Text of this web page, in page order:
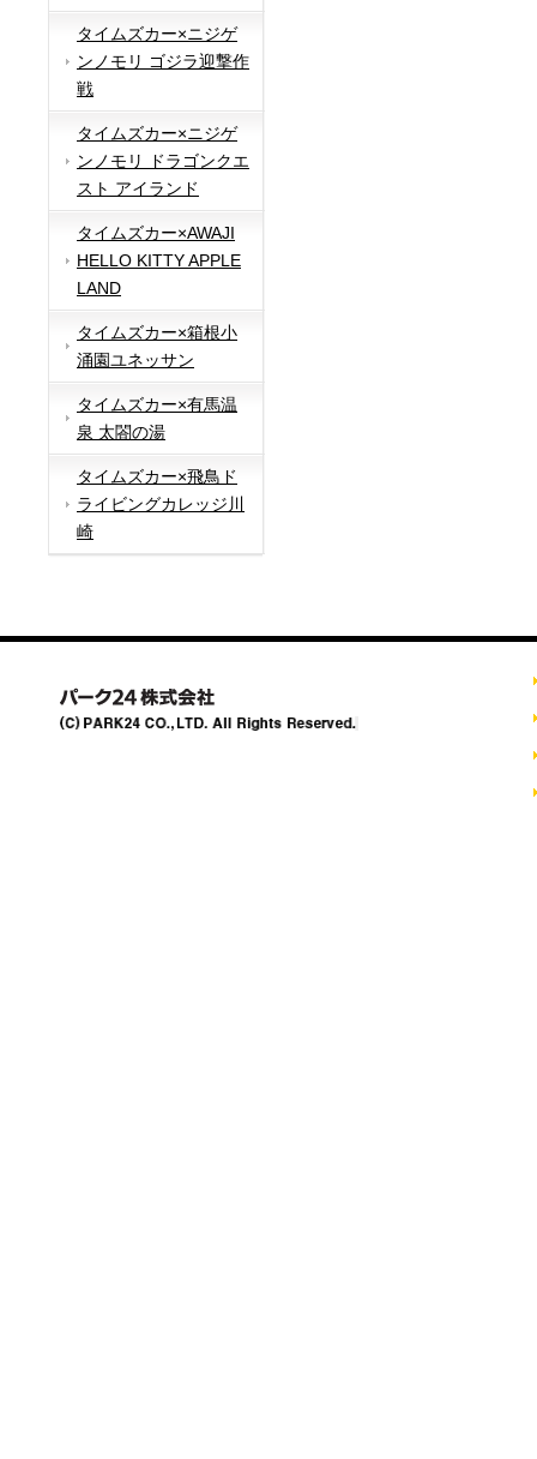
タイムズカー×ニジゲ
ンノモリ ゴジラ迎撃作
戦
タイムズカー×ニジゲ
ンノモリ ドラゴンクエ
スト アイランド
タイムズカー×AWAJI
HELLO KITTY APPLE
LAND
タイムズカー×箱根小
涌園ユネッサン
タイムズカー×有馬温
泉 太閤の湯
タイムズカー×飛鳥ド
ライビングカレッジ川
崎